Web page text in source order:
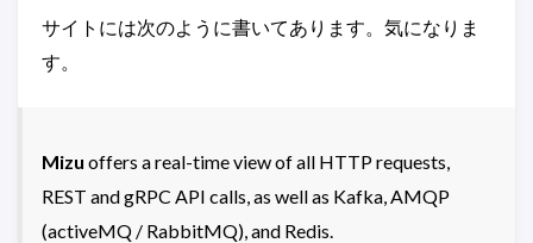
サイトには次のように書いてあります。気になりま
す。
Mizu offers a real-time view of all HTTP requests,
REST and gRPC API calls, as well as Kafka, AMQP
(activeMQ / RabbitMQ), and Redis.